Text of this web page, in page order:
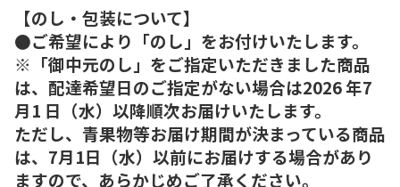
【のし・包装について】
●ご希望により「のし」をお付けいたします。
※「御中元のし」をご指定いただきました商品
は、配達希望日のご指定がない場合は2026 年7
月1 日（水）以降順次お届けいたします。
ただし、青果物等お届け期間が決まっている商品
は、7月1日（水）以前にお届けする場合があり
ますので、あらかじめご了承ください。